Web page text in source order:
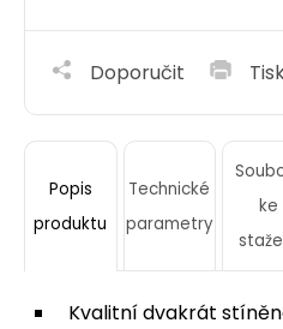
Doporučit
Popis
produktu
Technické
parametry
ke
Kvalitní dvakrát